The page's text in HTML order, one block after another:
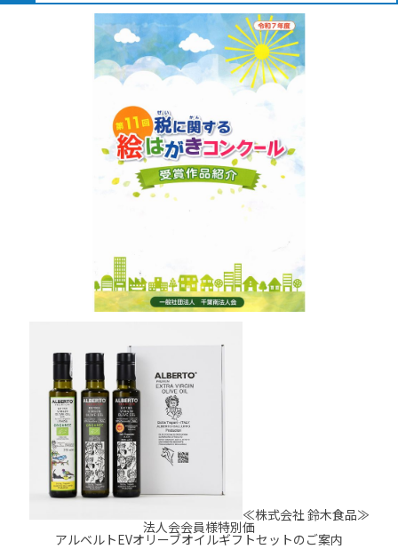
≪株式会社 鈴木食品≫
法人会会員様特別価
アルベルトEVオリーブオイルギフトセットのご案内